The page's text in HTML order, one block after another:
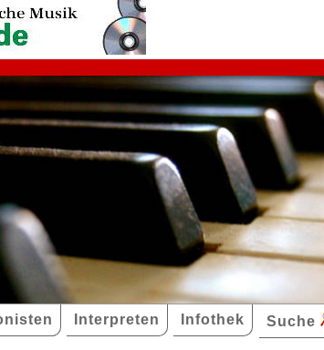
Interpreten Infothek Suche